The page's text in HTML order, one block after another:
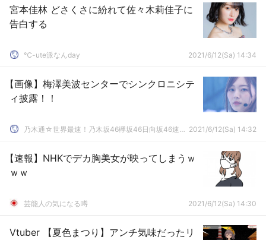
宮本佳林 どさくさに紛れて佐々木莉佳子に
告白する
℃-ute派なんday 2021/6/12(Sa) 14:34
【画像】梅澤美波センターでシンクロニシテ
ィ披露！！
乃木通☆世界最速！乃木坂46欅坂46日向坂46速報まとめ 2021/6/12(Sa) 14:32
【速報】NHKでデカ胸美女が映ってしまうｗ
ｗｗ
芸能人の気になる噂 2021/6/12(Sa) 14:30
Vtuber 【夏色まつり】アンチ気味だったリ